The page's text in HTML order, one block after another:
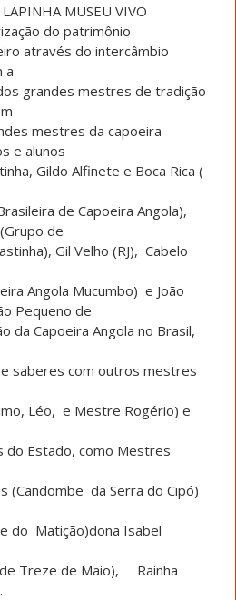
MUSEU VIVO
do patrimônio
através do intercâmbio
a
grandes mestres de tradição
mestres da capoeira
e alunos
Gildo Alfinete e Boca Rica (
de Capoeira Angola),
de
Gil Velho (RJ), Cabelo
Angola Mucumbo) e João
Pequeno de
da Capoeira Angola no Brasil,
saberes com outros mestres
Léo, e Mestre Rogério) e
do Estado, como Mestres
(Candombe da Serra do Cipó)
do Matição)dona Isabel
Treze de Maio), Rainha